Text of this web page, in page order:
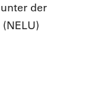
der